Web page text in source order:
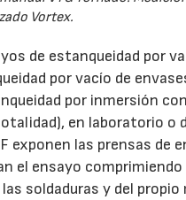
Vortex.
de estanqueidad por
por vacío de
por inmersión
en laboratorio o
las prensas de
el ensayo
soldaduras y del propio